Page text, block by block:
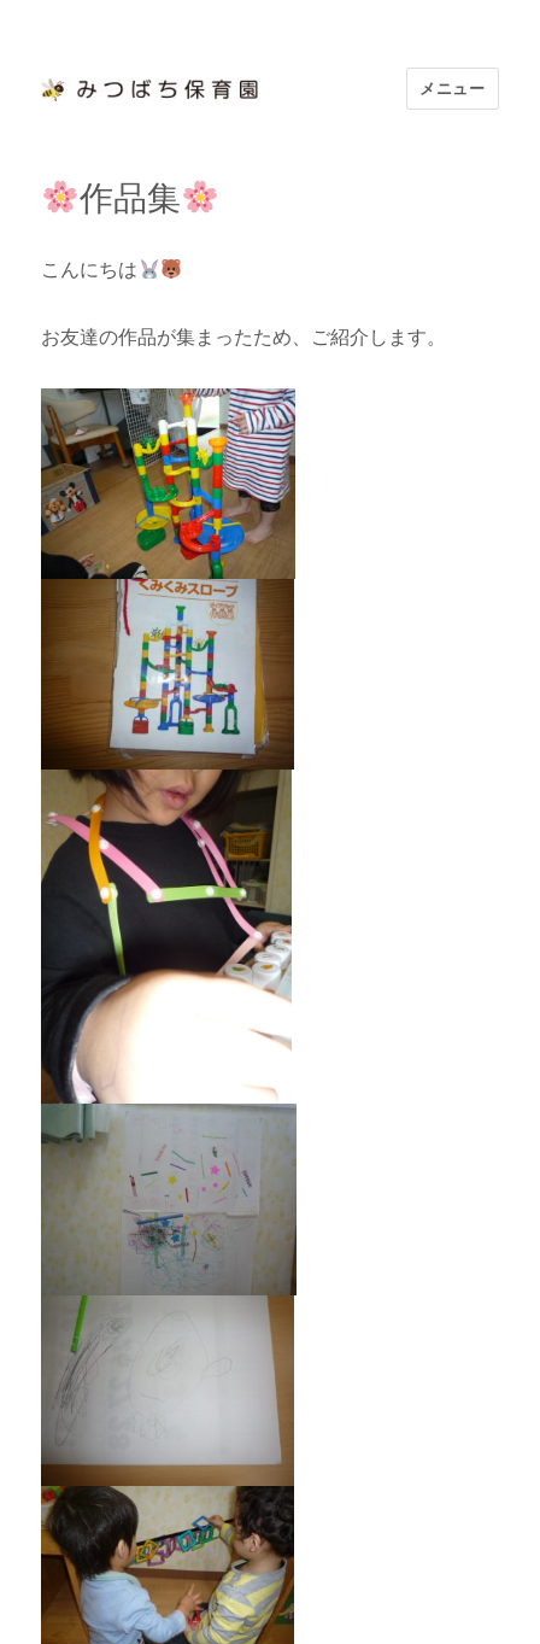
メニュー
作品集
こんにちは
お友達の作品が集まったため、ご紹介します。